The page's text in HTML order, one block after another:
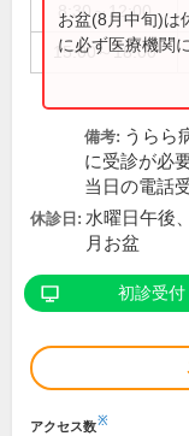
8:30～12:00
15:00～18:00
お盆(8月中旬)は
に必ず医療機関
備考: うらら
に受診が必
当日の電話
休診日: 水曜日午後
月お盆
初診受付
アクセス数※